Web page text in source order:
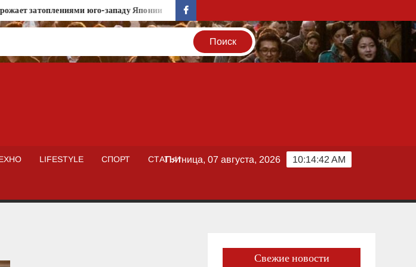
затоплениями юго-западу Японии Пакет антикризисных мер: Власти Греции ускорят
facebook
LIFESTYLE СПОРТ СТАТЬИ 10:14:43 AM
Пятница, 07 августа, 2026
Свежие новости